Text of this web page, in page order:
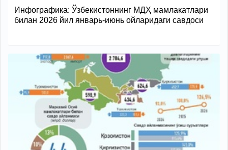
Инфографика: Ўзбекистоннинг МДҲ мамлакатлари
билан 2026 йил январь-июнь ойларидаги савдоси